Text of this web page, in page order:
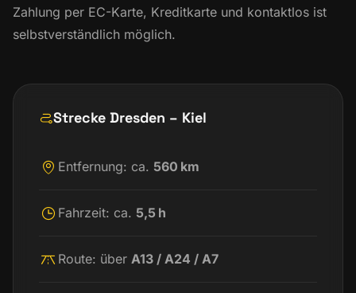
Zahlung per EC-Karte, Kreditkarte und kontaktlos ist
selbstverständlich möglich.
Strecke Dresden – Kiel
Entfernung: ca. 560 km
Fahrzeit: ca. 5,5 h
Route: über A13 / A24 / A7